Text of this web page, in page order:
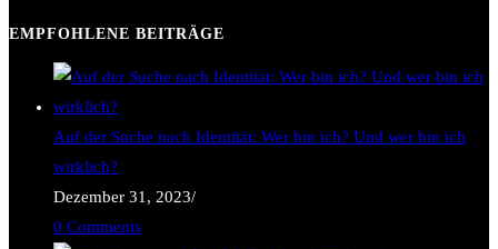
EMPFOHLENE BEITRÄGE
Auf der Suche nach Identität: Wer bin ich? Und wer bin ich
wirklich?
Dezember 31, 2023/
0 Comments